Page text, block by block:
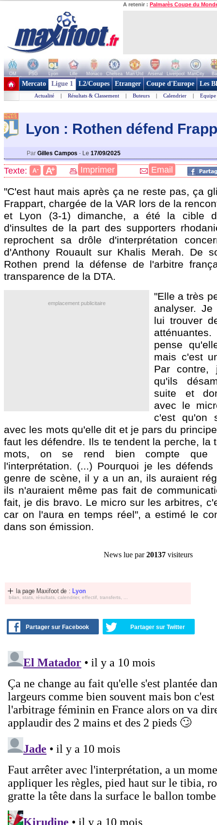
A retenir : Palmarès Coupe du
OM PSG Lyon Lille Monaco Chelsea Man Utd Arsenal Liverpool ManCity
+ de clubs
Mercato Ligue 1 L2/Coupes Etranger Coupe d'Europe Les
Actualité | Résultats & Classement | Buteurs | Calendrier | Equipe
Lyon : Rothen défend
Par Gilles Campos - Le 17/09/2025
Texte: A- A+ Imprimer Email
"C'est haut mais après ça ne reste pas, ça
Frappart, chargée de la VAR lors de la
et Lyon (3-1) dimanche, a été la cible
d'insultes de la part des supporters
reprochent sa drôle d'interprétation
d'Anthony Rouault sur Khalis Merah. De
Rothen prend la défense de l'arbitre
transparence de la DTA.
emplacement publicitaire
"Elle a très
analyser.
lui trouver
pense
mais c'est
Par
qu'ils
suite et
avec le
c'est qu'on
avec les mots qu'elle dit et je pars du
faut les défendre. Ils te tendent la perche, la
mots, on se rend bien compte que
l'interprétation. (...) Pourquoi je les
genre de scène, il y a un an, ils auraient
ils n'auraient même pas fait de
fait, je dis bravo. Le micro sur les arbitres,
car on l'aura en temps réel", a estimé le
dans son émission.
News lue par20137 visiteurs
la page Maxifoot de : Lyon
bilan, stats, résultats, calendrier, effectif, transferts, ...
Partager sur Facebook Partager sur Twitter